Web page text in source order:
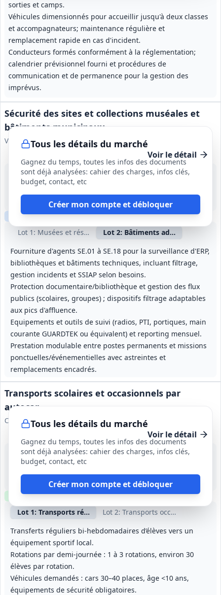
sorties et camps.
Véhicules dimensionnés pour accueillir jusqu'à deux classes
et accompagnateurs; maintenance régulière et
remplacement rapide en cas d'incident.
Conducteurs formés conformément à la réglementation;
calendrier prévisionnel fourni et procédures de
communication et de permanence pour la gestion des
imprévus.
Tous les détails du marché
Gagnez du temps, toutes les infos des documents
sont déjà analysées: cahier des charges, infos clés,
budget, contact, etc
Créer mon compte et débloquer
Sécurité des sites et collections muséales et
bâtiments municipaux
Ville de Marseille
Voir le détail
Lot 1 : Musées et réserves muséales
Lot 2: Bâtiments administratifs,
Fourniture d'agents SE.01 à SE.18 pour la surveillance d'ERP,
bibliothèques et bâtiments techniques, incluant filtrage,
gestion incidents et SSIAP selon besoins.
Protection documentaire/bibliothèque et gestion des flux
publics (scolaires, groupes) ; dispositifs filtrage adaptables
aux pics d'affluence.
Equipements et outils de suivi (radios, PTI, portiques, main
courante GUARDTEK ou équivalent) et reporting mensuel.
Prestation modulable entre postes permanents et missions
ponctuelles/événementielles avec astreintes et
remplacements encadrés.
24 août 2026
Marseille (13)
Clause sociale Visiterequise
Tous les détails du marché
Gagnez du temps, toutes les infos des documents
sont déjà analysées: cahier des charges, infos clés,
budget, contact, etc
Créer mon compte et débloquer
Transports scolaires et occasionnels par
autocar
Commune de BEYNES
Voir le détail
Lot 1: Transports réguliers intra‑muros
Lot 2: Transports occasionnels
Transferts réguliers bi‑hebdomadaires d’élèves vers un
équipement sportif local.
Rotations par demi‑journée : 1 à 3 rotations, environ 30
élèves par rotation.
Véhicules demandés : cars 30–40 places, âge <10 ans,
équipements de sécurité obligatoires.
16 sept. 2026
Beynes (78)
Clause environnementale Clause sociale